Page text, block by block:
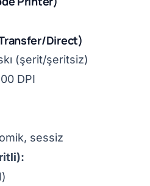
Direct)
(şerit/şeritsiz)
DPI
sessiz